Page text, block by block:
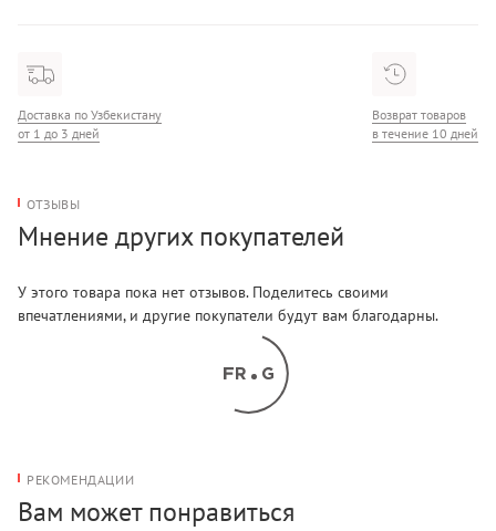
Доставка по Узбекистану
от 1 до 3 дней
Возврат товаров
в течение 10 дней
ОТЗЫВЫ
Мнение других покупателей
У этого товара пока нет отзывов. Поделитесь своими
впечатлениями, и другие покупатели будут вам благодарны.
РЕКОМЕНДАЦИИ
Вам может понравиться